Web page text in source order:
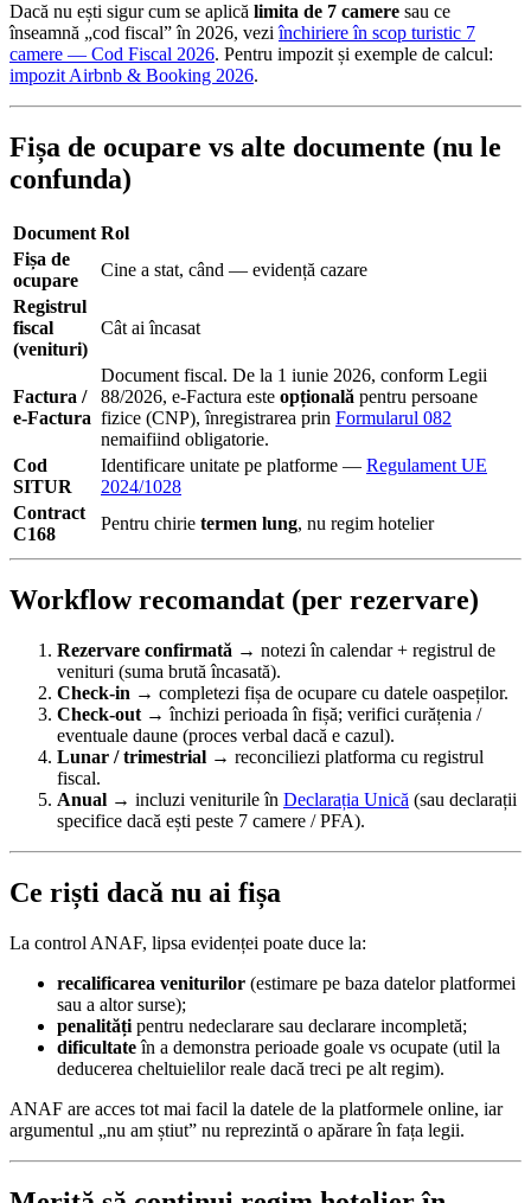
Dacă nu ești sigur cum se aplică limita de 7 camere sau ce
înseamnă „cod fiscal” în 2026, veziînchiriere în scop turistic 7
camere — Cod Fiscal 2026. Pentru impozit și exemple de calcul:
impozit Airbnb & Booking 2026.
Fișa de ocupare vs alte documente (nu le
confunda)
Document Rol
Fișa de
ocupare
Cine a stat, când — evidență cazare
Registrul
fiscal
(venituri)
Cât ai încasat
Factura /
e-Factura
Document fiscal. De la 1 iunie 2026, conform Legii
88/2026, e-Factura este opțională pentru persoane
fizice (CNP), înregistrarea prin Formularul 082
nemaifiind obligatorie.
Cod
SITUR
Identificare unitate pe platforme — Regulament UE
2024/1028
Contract
C168
Pentru chirie termen lung, nu regim hotelier
Workflow recomandat (per rezervare)
Rezervare confirmată → notezi în calendar + registrul de
venituri (suma brută încasată).
Check-in → completezi fișa de ocupare cu datele oaspeților.
Check-out → închizi perioada în fișă; verifici curățenia /
eventuale daune (proces verbal dacă e cazul).
Lunar / trimestrial → reconciliezi platforma cu registrul
fiscal.
Anual → incluzi veniturile în Declarația Unică (sau declarații
specifice dacă ești peste 7 camere / PFA).
Ce riști dacă nu ai fișa
La control ANAF, lipsa evidenței poate duce la:
recalificarea veniturilor (estimare pe baza datelor platformei
sau a altor surse);
penalități pentru nedeclarare sau declarare incompletă;
dificultateîn a demonstra perioade goale vs ocupate (util la
deducerea cheltuielilor reale dacă treci pe alt regim).
ANAF are acces tot mai facil la datele de la platformele online, iar
argumentul „nu am știut” nu reprezintă o apărare în fața legii.